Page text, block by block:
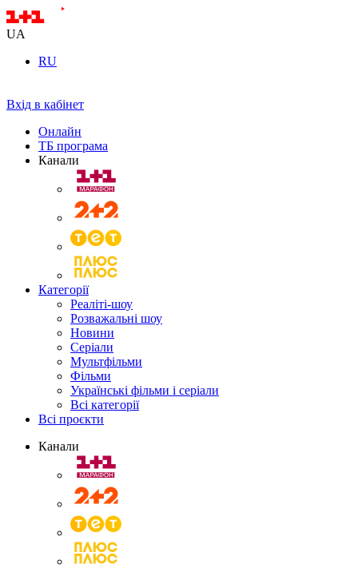
UA
RU
Вхід в кабінет
Онлайн
ТБ програма
Канали
Категорії
Реаліті-шоу
Розважальні шоу
Новини
Серіали
Мультфільми
Фільми
Українські фільми і серіали
Всі категорії
Всі проєкти
Канали